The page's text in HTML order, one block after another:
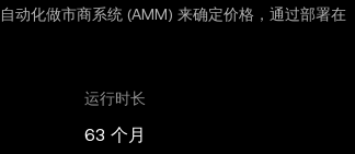
动化做市商系统 (AMM) 来确定价格，通过部署在
运行时长
63 个月